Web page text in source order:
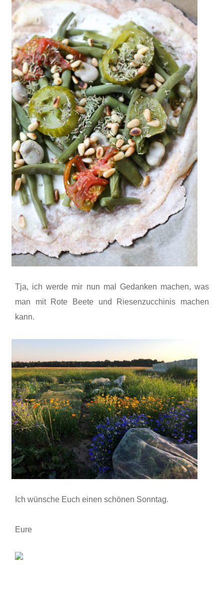
Tja, ich werde mir nun mal Gedanken machen, was
man mit Rote Beete und Riesenzucchinis machen
kann.
Ich wünsche Euch einen schönen Sonntag.
Eure